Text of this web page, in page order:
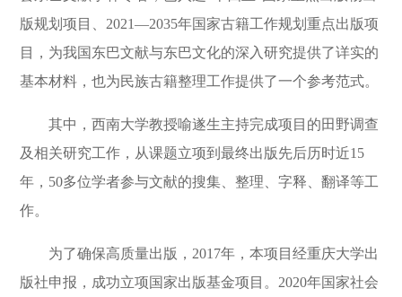
版规划项目、 2021—2035年国家古籍工作规划重点出版项
目，为我国东巴文献与东巴文化的深入研究提供了详实的
基本材料，也为民族古籍整理工作提供了一个参考范式。
其中，西南大学教授喻遂生主持完成项目的田野调查
及相关研究工作，从课题立项到最终出版先后历时近15
年， 50多位学者参与文献的搜集、整理、字释、翻译等工
作。
为了确保高质量出版， 2017年，本项目经重庆大学出
版社申报，成功立项国家出版基金项目。 2020年国家社会